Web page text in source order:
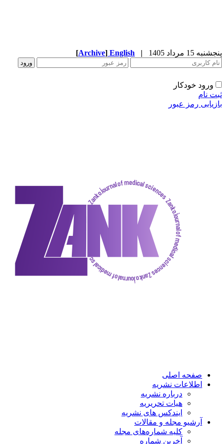
|
English
[Archive
عبور
اصلی
نشریه
درباره نشریه
هیات تحریریه
ایندکس های نشریه
مجله و مقالات
کلیه شماره‌های مجله
آخرین شماره